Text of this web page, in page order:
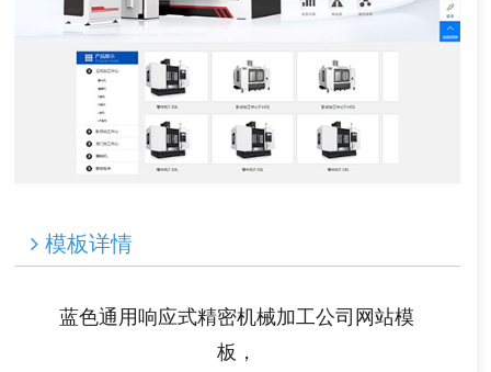
模板详情
蓝色通用响应式精密机械加工公司网站模
板，